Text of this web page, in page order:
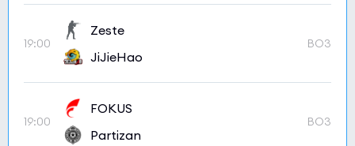
19:00
Zeste
JiJieHao
BO3
19:00
FOKUS
Partizan
BO3